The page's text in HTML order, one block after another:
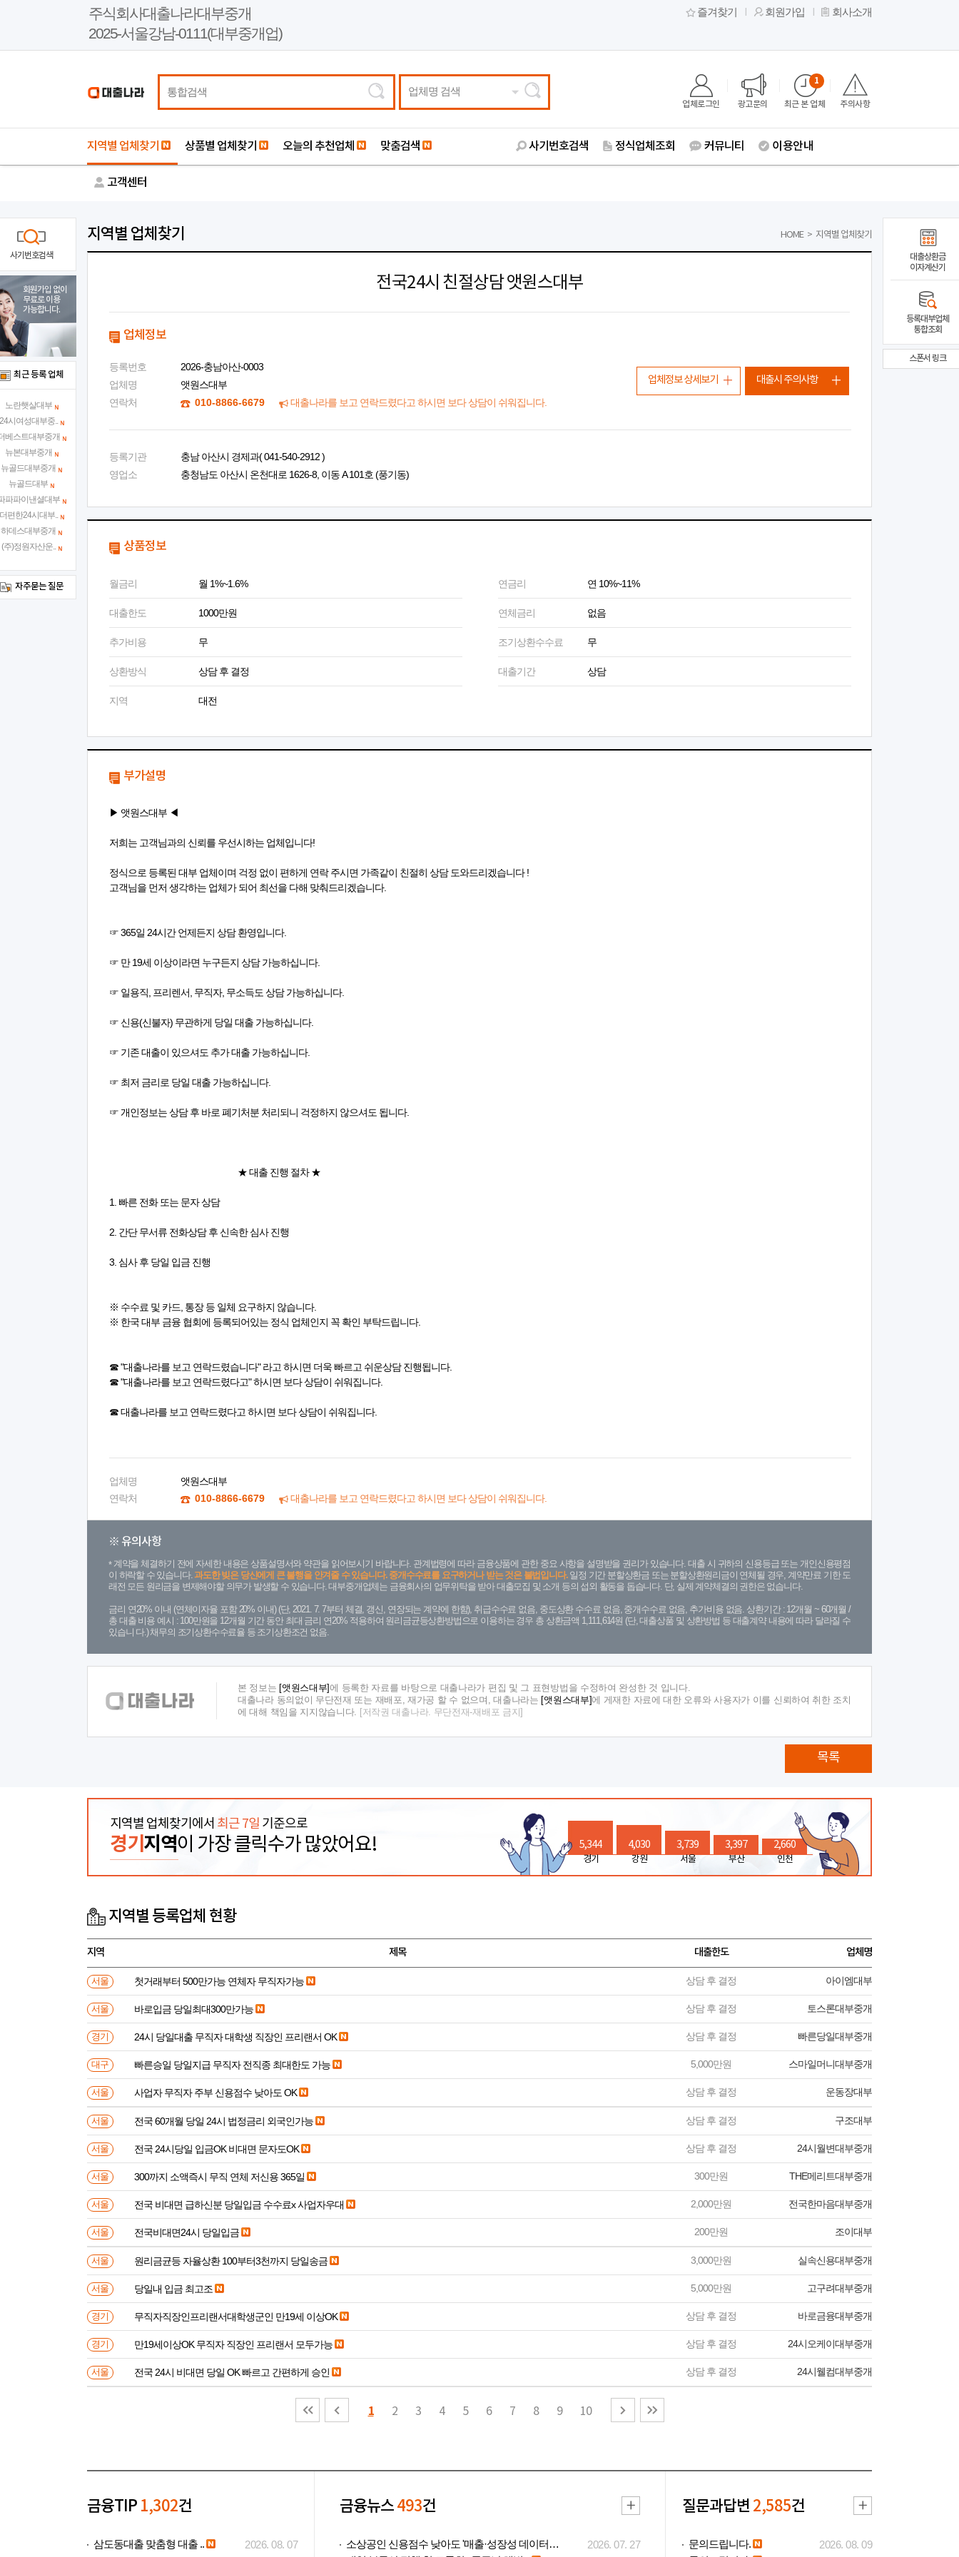
주식회사대출나라대부중개
2025-서울강남-0111(대부중개업)
즐겨찾기 회원가입 회사소개
업체명 검색
업체로그인 광고문의 최근 본 업체
1
주의사항
지역별 업체찾기 상품별 업체찾기 오늘의 추천업체 맞춤검색 사기번호검색 정식업체조회 커뮤니티 이용안내
고객센터
지역별 업체찾기 HOME > 지역별 업체찾기
전국24시 친절상담 앳원스대부
업체정보
등록번호
2026-충남아산-0003
업체명
앳원스대부
연락처
010-8866-6679 대출나라를 보고 연락드렸다고 하시면 보다 상담이 쉬워집니다.
등록기관
충남 아산시 경제과( 041-540-2912 )
영업소
충청남도 아산시 온천대로 1626-8, 이동 A 101호 (풍기동)
업체정보 상세보기 대출시 주의사항
상품정보
월금리 월 1%~1.6% 연금리 연 10%~11%
대출한도 1000만원 연체금리 없음
추가비용 무 조기상환수수료 무
상환방식 상담 후 결정 대출기간 상담
지역 대전
부가설명
▶ 앳원스대부 ◀
저희는 고객님과의 신뢰를 우선시하는 업체입니다!
정식으로 등록된 대부 업체이며 걱정 없이 편하게 연락 주시면 가족같이 친절히 상담 도와드리겠습니다 !
고객님을 먼저 생각하는 업체가 되어 최선을 다해 맞춰드리겠습니다.
☞ 365일 24시간 언제든지 상담 환영입니다.
☞ 만 19세 이상이라면 누구든지 상담 가능하십니다.
☞ 일용직, 프리렌서, 무직자, 무소득도 상담 가능하십니다.
☞ 신용(신불자) 무관하게 당일 대출 가능하십니다.
☞ 기존 대출이 있으셔도 추가 대출 가능하십니다.
☞ 최저 금리로 당일 대출 가능하십니다.
☞ 개인정보는 상담 후 바로 폐기처분 처리되니 걱정하지 않으셔도 됩니다.
★ 대출 진행 절차 ★
1. 빠른 전화 또는 문자 상담
2. 간단 무서류 전화상담 후 신속한 심사 진행
3. 심사 후 당일 입금 진행
※ 수수료 및 카드, 통장 등 일체 요구하지 않습니다.
※ 한국 대부 금융 협회에 등록되어있는 정식 업체인지 꼭 확인 부탁드립니다.
☎ "대출나라를 보고 연락드렸습니다" 라고 하시면 더욱 빠르고 쉬운상담 진행됩니다.
☎ "대출나라를 보고 연락드렸다고" 하시면 보다 상담이 쉬워집니다.
☎ 대출나라를 보고 연락드렸다고 하시면 보다 상담이 쉬워집니다.
업체명
앳원스대부
연락처
010-8866-6679 대출나라를 보고 연락드렸다고 하시면 보다 상담이 쉬워집니다.
※ 유의사항
계약을 체결하기 전에 자세한 내용은 상품설명서와 약관을 읽어보시기 바랍니다. 관계법령에 따라 금융상품에 관한 중요 사항을 설명받을 권리가 있습니다. 대출 시 귀하의 신용등급 또는 개인신용평점
이 하락할 수 있습니다.과도한 빚은 당신에게 큰 불행을 안겨줄 수 있습니다. 중개수수료를 요구하거나 받는 것은 불법입니다.일정 기간 분할상환금 또는 분할상환원리금이 연체될 경우, 계약만료 기한 도
래전 모든 원리금을 변제해야할 의무가 발생할 수 있습니다. 대부중개업체는 금융회사의 업무위탁을 받아 대출모집 및 소개 등의 섭외 활동을 돕습니다. 단, 실제 계약체결의 권한은 없습니다.
금리 연20% 이내 (연체이자율 포함 20% 이내) (단, 2021. 7. 7부터 체결, 갱신, 연장되는 계약에 한함), 취급수수료 없음, 중도상환 수수료 없음, 중개수수료 없음, 추가비용 없음. 상환기간 : 12개월 ~ 60개월 /
총 대출 비용 예시 : 100만원을 12개월 기간 동안 최대 금리 연20% 적용하여 원리금균등상환방법으로 이용하는 경우 총 상환금액 1,111,614원 (단, 대출상품 및 상환방법 등 대출계약 내용에 따라 달라질 수
있습니 다.) 채무의 조기상환수수료율 등 조기상환조건 없음.
본 정보는 [앳원스대부]에 등록한 자료를 바탕으로 대출나라가 편집 및 그 표현방법을 수정하여 완성한 것 입니다.
대출나라 동의없이 무단전재 또는 재배포, 재가공 할 수 없으며, 대출나라는 [앳원스대부]에 게재한 자료에 대한 오류와 사용자가 이를 신뢰하여 취한 조치
에 대해 책임을 지지않습니다.
[저작권 대출나라. 무단전재-재배포 금지]
목록
지역별 업체찾기에서 최근 7일 기준으로
경기 지역이 가장 클릭수가 많았어요! 5,344
경기
4,030
강원
3,739
서울
3,397
부산
2,660
인천
지역별 등록업체 현황
지역 제목 대출한도 업체명
서울 첫거래부터 500만가능 연체자 무직자가능 상담 후 결정 아이엠대부
서울 바로입금 당일최대300만가능 상담 후 결정 토스론대부중개
경기 24시 당일대출 무직자 대학생 직장인 프리랜서 OK 상담 후 결정 빠른당일대부중개
대구 빠른승일 당일지급 무직자 전직종 최대한도 가능 5,000만원 스마일머니대부중개
서울 사업자 무직자 주부 신용점수 낮아도 OK 상담 후 결정 운동장대부
서울 전국 60개월 당일 24시 법정금리 외국인가능 상담 후 결정 구조대부
서울 전국 24시당일 입금OK 비대면 문자도OK 상담 후 결정 24시월변대부중개
서울 300까지 소액즉시 무직 연체 저신용 365일 300만원 THE메리트대부중개
서울 전국 비대면 급하신분 당일입금 수수료x 사업자우대 2,000만원 전국한마음대부중개
서울 전국비대면24시 당일입금 200만원 조이대부
서울 원리금균등 자율상환 100부터3천까지 당일송금 3,000만원 실속신용대부중개
서울 당일내 입금 최고조 5,000만원 고구려대부중개
경기 무직자직장인프리랜서대학생군인 만19세 이상OK 상담 후 결정 바로금융대부중개
경기 만19세이상OK 무직자 직장인 프리랜서 모두가능 상담 후 결정 24시오케이대부중개
서울 전국 24시 비대면 당일 OK 빠르고 간편하게 승인 상담 후 결정 24시웰컴대부중개
1 2 3 4 5 6 7 8 9 10
사기번호검색
회원가입 없이
무료로 이용
가능합니다.
최근 등록 업체
노란햇살대부
시여성대부중..
베스트대부중개
뉴본대부중개
뉴골드대부중개
뉴골드대부
파파이낸셜대부
편한24시대부..
하데스대부중개
(주)정원자산운..
자주묻는 질문
대출상환금
이자계산기
등록대부업체
통합조회
스폰서 링크
금융TIP 1,302건
삼도동대출 맞춤형 대출 .. 2026. 08. 07
금융뉴스493건
소상공인 신용점수 낮아도 '매출·성장성 데이터..
2026. 07. 27
질문과답변 2,585건
문의드립니다.
2026. 08. 09